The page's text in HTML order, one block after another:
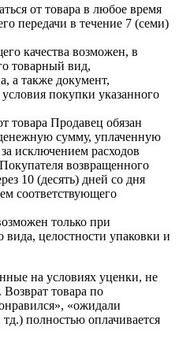
от товара в любое время
передачи в течение 7 (семи)
качества возможен, в
товарный вид,
а также документ,
покупки указанного
товара Продавец обязан
сумму, уплаченную
исключением расходов
возвращенного
10 (десять) дней со дня
соответствующего
только при
вида, целостности упаковки и
на условиях уценки, не
товара по
«ожидали
полностью оплачивается